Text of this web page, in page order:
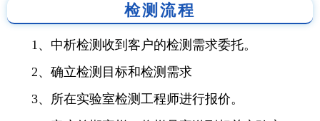
检测流程
1、中析检测收到客户的检测需求委托。
2、确立检测目标和检测需求
3、所在实验室检测工程师进行报价。